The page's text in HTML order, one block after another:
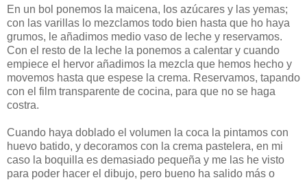
En un bol ponemos la maicena, los azúcares y las yemas;
con las varillas lo mezclamos todo bien hasta que ho haya
grumos, le añadimos medio vaso de leche y reservamos.
Con el resto de la leche la ponemos a calentar y cuando
empiece el hervor añadimos la mezcla que hemos hecho y
movemos hasta que espese la crema. Reservamos, tapando
con el film transparente de cocina, para que no se haga
costra.
Cuando haya doblado el volumen la coca la pintamos con
huevo batido, y decoramos con la crema pastelera, en mi
caso la boquilla es demasiado pequeña y me las he visto
para poder hacer el dibujo, pero bueno ha salido más o